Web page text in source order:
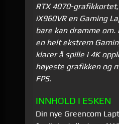
RTX 4070-
iX960VR en Gaming
bare kan drømme om.
en helt ekstrem
klarer å spille i 4K
høyeste grafikken og
FPS.
INNHOLD I ESKEN
Din nye Greencom